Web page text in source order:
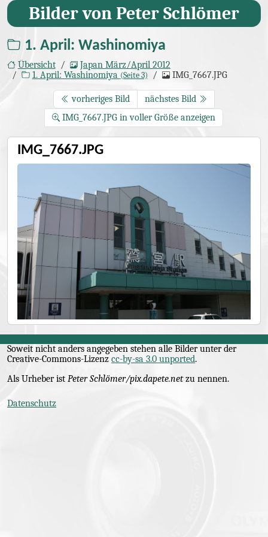
Bilder von Peter Schlömer
1. April: Washinomiya
Übersicht
Japan März/April 2012
1. April: Washinomiya (Seite 3) IMG_7667.JPG
vorheriges Bild
nächstes Bild
IMG_7667.JPG in voller Größe anzeigen
IMG_7667.JPG
Soweit nicht anders angegeben stehen alle Bilder unter der
Creative-Commons-Lizenz cc-by-sa 3.0 unported.
Als Urheber ist Peter Schlömer/pix.dapete.netzu nennen.
Datenschutz